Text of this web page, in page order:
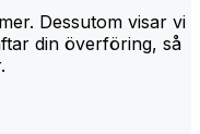
Dessutom visar vi
din överföring, så